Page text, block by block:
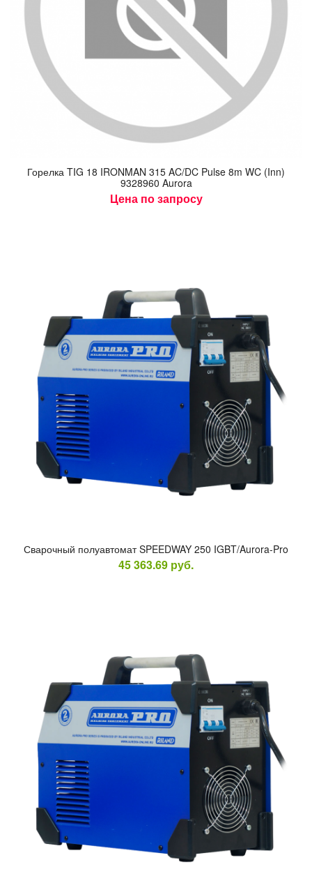
Го­рел­ка TIG 18 IRONMAN 315 AC/DC Pulse 8m WC (Inn)
9328960 Aurora
Цена по запросу
Сва­роч­ный по­лу­ав­то­мат SPEEDWAY 250 IGBT/Aurora-Pro
45 363.69 руб.